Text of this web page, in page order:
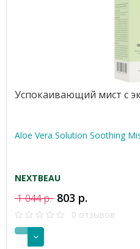
Успокаивающий мист с
Aloe Vera Solution Soothing
NEXTBEAU
1 044 р. 803 р.
0 отзывов